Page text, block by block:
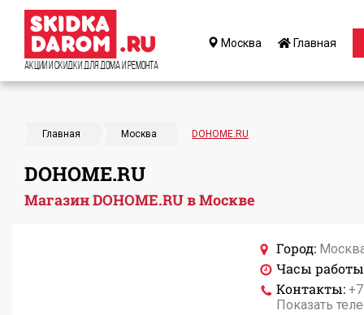
Акции и Скидки для дома и ремонта
Москва Главная
Главная Москва DOHOME.RU
DOHOME.RU
Магазин DOHOME.RU в Москве
Город:
Часы
Контакты:
Показать